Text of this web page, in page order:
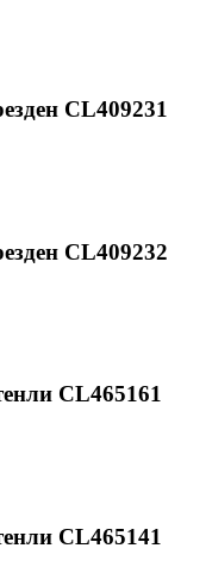
CL409231
CL409232
CL465161
CL465141